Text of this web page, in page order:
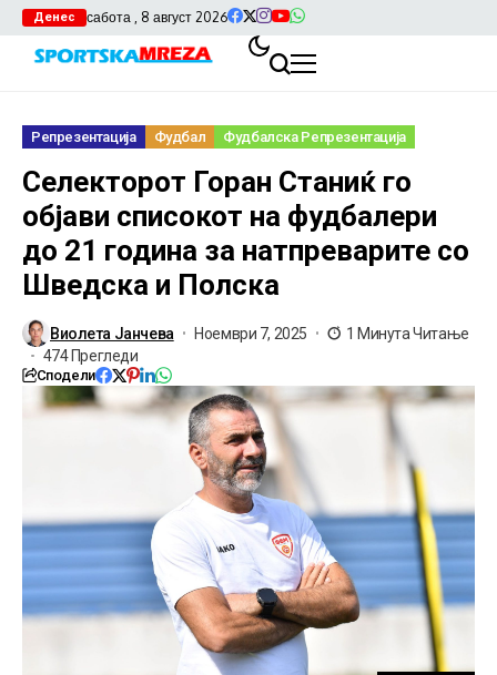
Денес сабота , 8 август 2026
Репрезентација Фудбал Фудбалска Репрезентација
Селекторот Горан Станиќ го
објави списокот на фудбалери
до 21 година за натпреварите со
Шведска и Полска
Виолета Јанчева Ноември 7, 2025
1 Минута Читање
474 Прегледи
Сподели